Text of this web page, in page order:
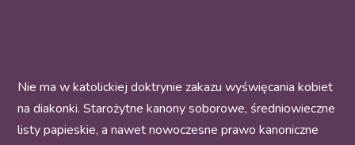
Nie ma w katolickiej doktrynie zakazu wyświęcania kobiet
na diakonki. Starożytne kanony soborowe, średniowieczne
listy papieskie, a nawet nowoczesne prawo kanoniczne